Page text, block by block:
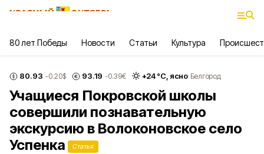
80 лет Победы Новости Статьи Культура
80.93 -0.20$ 93.19 -0.39€ +24°С, ясно Белгород
Учащиеся Покровской школы
совершили познавательную
экскурсию в Волоконовское село
Успенка
Статья